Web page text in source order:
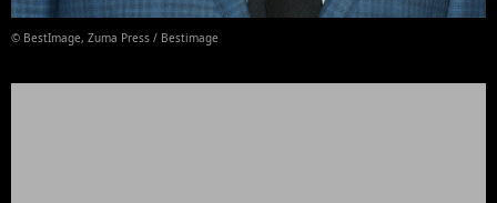
© BestImage, Zuma Press / Bestimage